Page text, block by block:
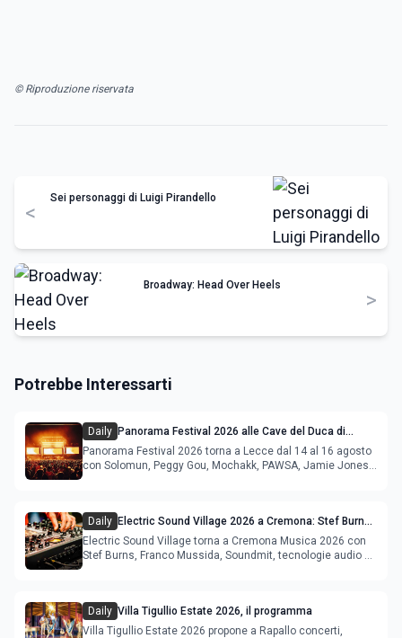
© Riproduzione riservata
<
Sei personaggi di Luigi Pirandello
Broadway: Head Over Heels
>
Potrebbe Interessarti
Daily Panorama Festival 2026 alle Cave del Duca di
Lecce: lineup e programma
Panorama Festival 2026 torna a Lecce dal 14 al 16 agosto
con Solomun, Peggy Gou, Mochakk, PAWSA, Jamie Jones
Daily Electric Sound Village 2026 a Cremona: Stef Burns,
Soundmit e Young Band Contest, il programma
Electric Sound Village torna a Cremona Musica 2026 con
Stef Burns, Franco Mussida, Soundmit, tecnologie audio e
Daily Villa Tigullio Estate 2026, il programma
Villa Tigullio Estate 2026 propone a Rapallo concerti,